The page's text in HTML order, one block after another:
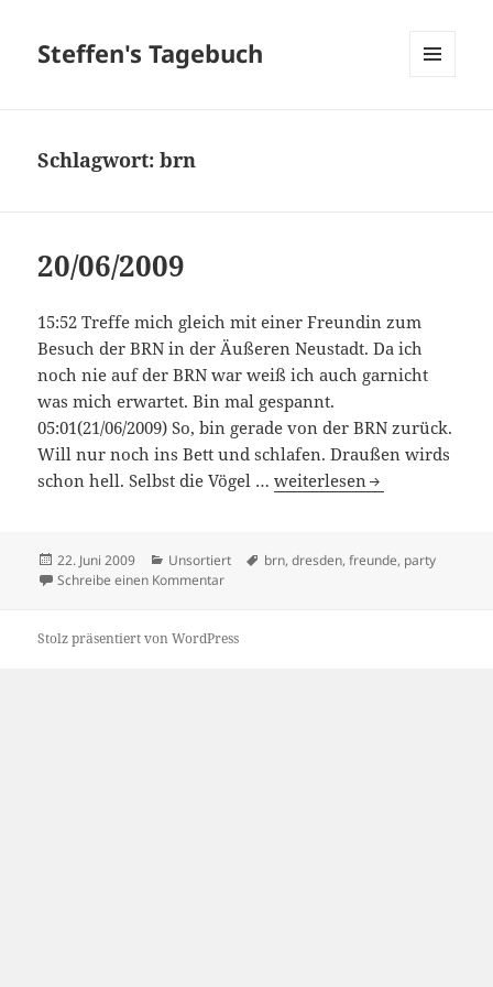
Steffen's Tagebuch
Schlagwort:brn
20/06/2009
15:52 Treffe mich gleich mit einer Freundin zum
Besuch der BRN in der Äußeren Neustadt. Da ich
noch nie auf der BRN war weiß ich auch garnicht
was mich erwartet. Bin mal gespannt.
05:01(21/06/2009) So, bin gerade von der BRN zurück.
Will nur noch ins Bett und schlafen. Draußen wirds
schon hell. Selbst die Vögel …20/06/2009
weiterlesen
Veröffentlicht
am
22. Juni 2009 Kategorien
Unsortiert Schlagwörter
brn,dresden,freunde, party
Schreibe einen Kommentarzu 20/06/2009
Stolz präsentiert von WordPress